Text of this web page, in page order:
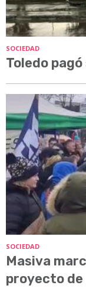
SOCIEDAD
Toledo
SOCIEDAD
Masiva
proyecto de